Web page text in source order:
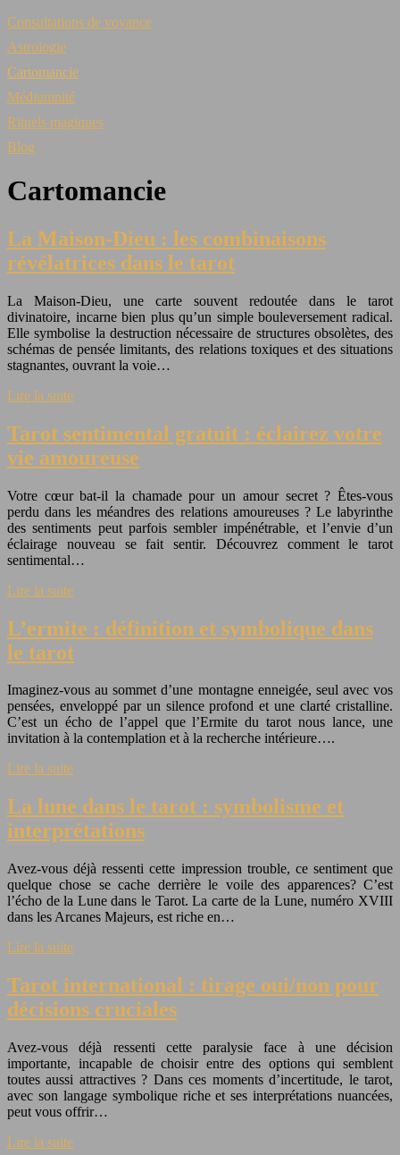
Consultations de voyance
Astrologie
Cartomancie
Médiumnité
Rituels magiques
Blog
Cartomancie
La Maison-Dieu : les combinaisons
révélatrices dans le tarot
La Maison-Dieu, une carte souvent redoutée dans le tarot
divinatoire, incarne bien plus qu’un simple bouleversement radical.
Elle symbolise la destruction nécessaire de structures obsolètes, des
schémas de pensée limitants, des relations toxiques et des situations
stagnantes, ouvrant la voie…
Lire la suite
Tarot sentimental gratuit : éclairez votre
vie amoureuse
Votre cœur bat-il la chamade pour un amour secret ? Êtes-vous
perdu dans les méandres des relations amoureuses ? Le labyrinthe
des sentiments peut parfois sembler impénétrable, et l’envie d’un
éclairage nouveau se fait sentir. Découvrez comment le tarot
sentimental…
Lire la suite
L’ermite : définition et symbolique dans
le tarot
Imaginez-vous au sommet d’une montagne enneigée, seul avec vos
pensées, enveloppé par un silence profond et une clarté cristalline.
C’est un écho de l’appel que l’Ermite du tarot nous lance, une
invitation à la contemplation et à la recherche intérieure….
Lire la suite
La lune dans le tarot : symbolisme et
interprétations
Avez-vous déjà ressenti cette impression trouble, ce sentiment que
quelque chose se cache derrière le voile des apparences? C’est
l’écho de la Lune dans le Tarot. La carte de la Lune, numéro XVIII
dans les Arcanes Majeurs, est riche en…
Lire la suite
Tarot international : tirage oui/non pour
décisions cruciales
Avez-vous déjà ressenti cette paralysie face à une décision
importante, incapable de choisir entre des options qui semblent
toutes aussi attractives ? Dans ces moments d’incertitude, le tarot,
avec son langage symbolique riche et ses interprétations nuancées,
peut vous offrir…
Lire la suite